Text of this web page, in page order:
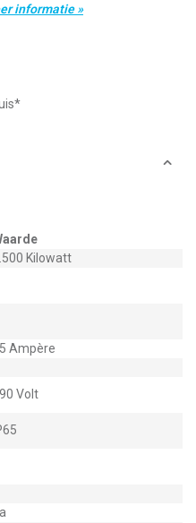
informatie »
Kilowatt
Ampère
Volt